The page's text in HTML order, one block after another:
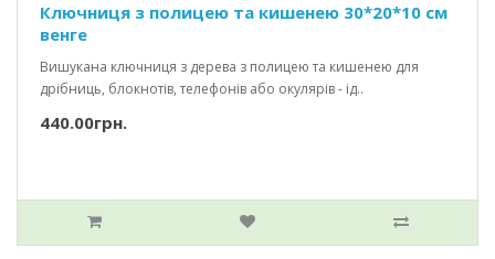
Ключниця з полицею та кишенею 30*20*10 см
венге
Вишукана ключниця з дерева з полицею та кишенею для
дрібниць, блокнотів, телефонів або окулярів - ід..
440.00грн.